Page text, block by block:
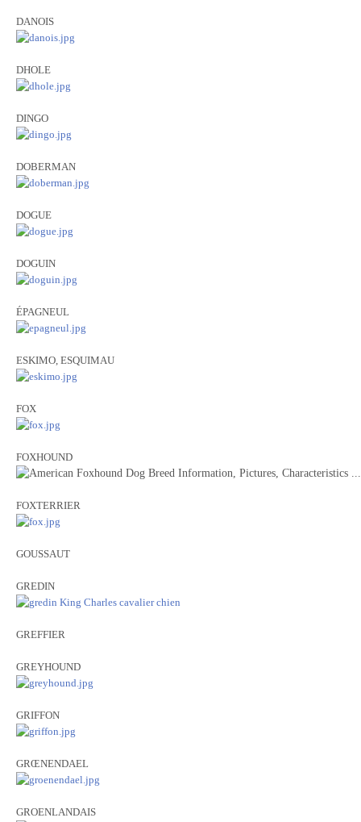
DANOIS
DHOLE
DINGO
DOBERMAN
DOGUE
DOGUIN
ÉPAGNEUL
ESKIMO, ESQUIMAU
FOX
FOXHOUND
FOXTERRIER
GOUSSAUT
GREDIN
GREFFIER
GREYHOUND
GRIFFON
GRŒNENDAEL
GROENLANDAIS